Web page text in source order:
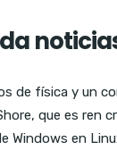
de física y un
que es ren
en